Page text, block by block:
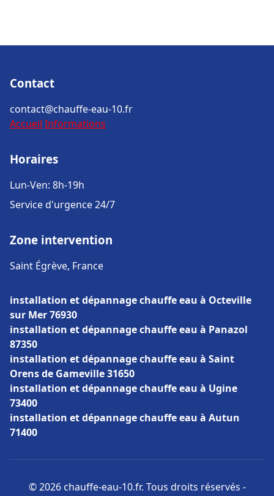
Contact
contact@chauffe-eau-10.fr
Accueil Informations
Horaires
Lun-Ven: 8h-19h
Service d'urgence 24/7
Zone intervention
Saint Égrève, France
installation et dépannage chauffe eau à Octeville
sur Mer 76930
installation et dépannage chauffe eau à Panazol
87350
installation et dépannage chauffe eau à Saint
Orens de Gameville 31650
installation et dépannage chauffe eau à Ugine
73400
installation et dépannage chauffe eau à Autun
71400
© 2026 chauffe-eau-10.fr. Tous droits réservés -